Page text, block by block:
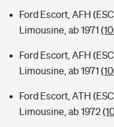
Ford Escort, AFH
Limousine, ab 1971
Ford Escort, AFH
Limousine, ab 1971
Ford Escort, ATH
Limousine, ab 1972